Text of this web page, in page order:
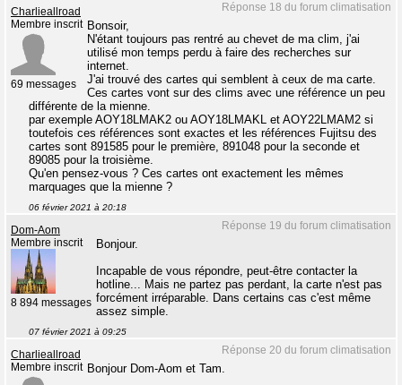
Réponse 18 du forum climatisation
Charlieallroad
Membre inscrit
69 messages
Bonsoir,
N'étant toujours pas rentré au chevet de ma clim, j'ai
utilisé mon temps perdu à faire des recherches sur
internet.
J'ai trouvé des cartes qui semblent à ceux de ma carte.
Ces cartes vont sur des clims avec une référence un peu
différente de la mienne.
par exemple AOY18LMAK2 ou AOY18LMAKL et AOY22LMAM2 si
toutefois ces références sont exactes et les références Fujitsu des
cartes sont 891585 pour le première, 891048 pour la seconde et
89085 pour la troisième.
Qu'en pensez-vous ? Ces cartes ont exactement les mêmes
marquages que la mienne ?
06 février 2021 à 20:18
Réponse 19 du forum climatisation
Dom-Aom
Membre inscrit
8 894 messages
Bonjour.
Incapable de vous répondre, peut-être contacter la
hotline... Mais ne partez pas perdant, la carte n'est pas
forcément irréparable. Dans certains cas c'est même
assez simple.
07 février 2021 à 09:25
Réponse 20 du forum climatisation
Charlieallroad
Membre inscrit Bonjour Dom-Aom et Tam.